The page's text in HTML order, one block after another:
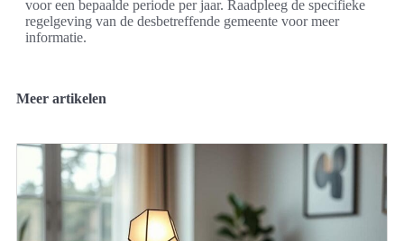
voor een bepaalde periode per jaar. Raadpleeg de specifieke
regelgeving van de desbetreffende gemeente voor meer
informatie.
Meer artikelen